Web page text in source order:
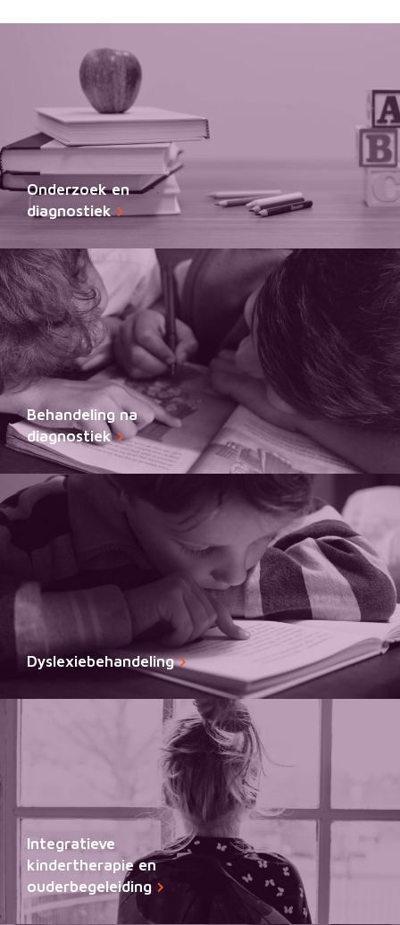
Onderzoek en
diagnostiek
Behandeling na
diagnostiek
Dyslexiebehandeling
Integratieve
kindertherapie en
ouderbegeleiding